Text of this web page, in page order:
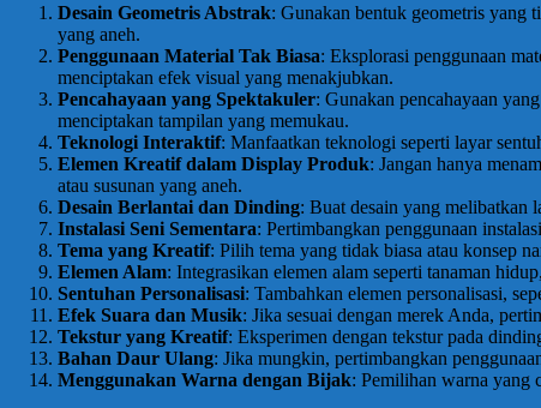
Desain Geometris Abstrak: Gunakan bentuk geometris yang
yang aneh.
Penggunaan Material Tak Biasa: Eksplorasi penggunaan
menciptakan efek visual yang menakjubkan.
Pencahayaan yang Spektakuler: Gunakan pencahayaan
menciptakan tampilan yang memukau.
Teknologi Interaktif: Manfaatkan teknologi seperti layar
Elemen Kreatif dalam Display Produk: Jangan hanya
atau susunan yang aneh.
Desain Berlantai dan Dinding: Buat desain yang melibatkan
Instalasi Seni Sementara: Pertimbangkan penggunaan
Tema yang Kreatif: Pilih tema yang tidak biasa atau konsep
Elemen Alam: Integrasikan elemen alam seperti tanaman
Sentuhan Personalisasi: Tambahkan elemen personalisasi,
Efek Suara dan Musik: Jika sesuai dengan merek Anda,
Tekstur yang Kreatif: Eksperimen dengan tekstur pada
Bahan Daur Ulang: Jika mungkin, pertimbangkan
Menggunakan Warna dengan Bijak: Pemilihan warna yang